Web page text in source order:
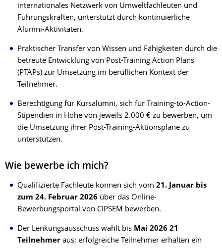
internationales Netzwerk von Umweltfachleuten und
Führungskräften, unterstützt durch kontinuierliche
Alumni-Aktivitäten.
Praktischer Transfer von Wissen und Fähigkeiten durch die
betreute Entwicklung von Post-Training Action Plans
(PTAPs) zur Umsetzung im beruflichen Kontext der
Teilnehmer.
Berechtigung für Kursalumni, sich für Training-to-Action-
Stipendien in Höhe von jeweils 2.000 € zu bewerben, um
die Umsetzung ihrer Post-Training-Aktionspläne zu
unterstützen.
Wie bewerbe ich mich?
Qualifizierte Fachleute können sich vom 21. Januar bis
zum 24. Februar 2026 über das Online-
Bewerbungsportal von CIPSEM bewerben.
Der Lenkungsausschuss wählt bis Mai 2026 21
Teilnehmer aus; erfolgreiche Teilnehmer erhalten ein